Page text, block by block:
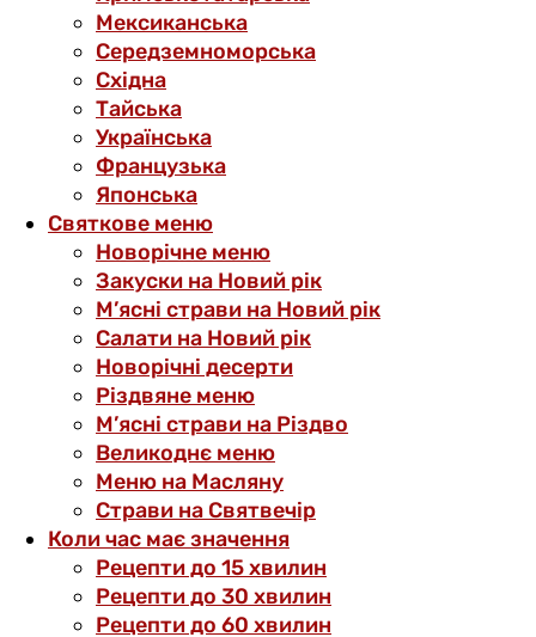
Мексиканська
Середземноморська
Східна
Тайська
Українська
Французька
Японська
Святкове меню
Новорічне меню
Закуски на Новий рік
М’ясні страви на Новий рік
Салати на Новий рік
Новорічні десерти
Різдвяне меню
М’ясні страви на Різдво
Великоднє меню
Меню на Масляну
Страви на Святвечір
Коли час має значення
Рецепти до 15 хвилин
Рецепти до 30 хвилин
Рецепти до 60 хвилин